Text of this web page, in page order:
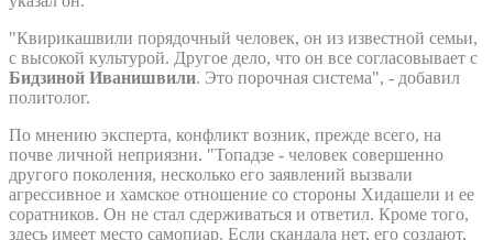
"Квирикашвили порядочный человек, он из известной семьи,
с высокой культурой. Другое дело, что он все согласовывает с
Бидзиной Иванишвили. Это порочная система", - добавил
политолог.
По мнению эксперта, конфликт возник, прежде всего, на
почве личной неприязни. "Топадзе - человек совершенно
другого поколения, несколько его заявлений вызвали
агрессивное и хамское отношение со стороны Хидашели и ее
соратников. Он не стал сдерживаться и ответил. Кроме того,
здесь имеет место самопиар. Если скандала нет, его создают,